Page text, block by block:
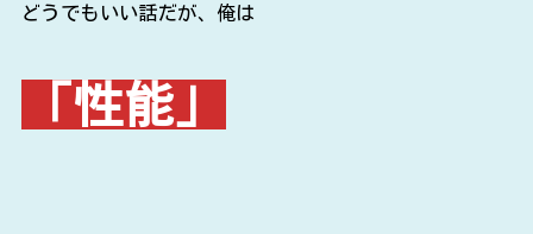
どうでもいい話だが、俺は
「性能」